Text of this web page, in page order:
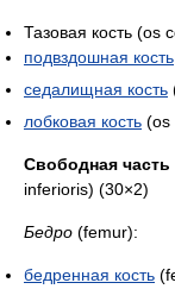
Тазовая кость (os
подвздошная кость
седалищная кость
лобковая кость (os
Свободная часть
inferioris) (30×2)
Бедро (femur):
бедренная кость